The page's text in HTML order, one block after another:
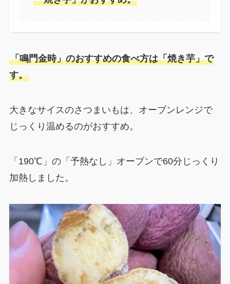
「鳴門金時」のおすすめの食べ方は「焼き芋」で
す。
大きなサイスのさつまいもは、オーブンレンジで
じっくり温めるのがおすすめ。
「190℃」の「予熱なし」オーブンで60分じっくり
加熱しました。